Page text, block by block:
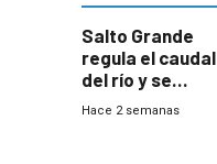
Salto Grande
regula el caudal
del río y se
prepara para un
Hace 2 semanas